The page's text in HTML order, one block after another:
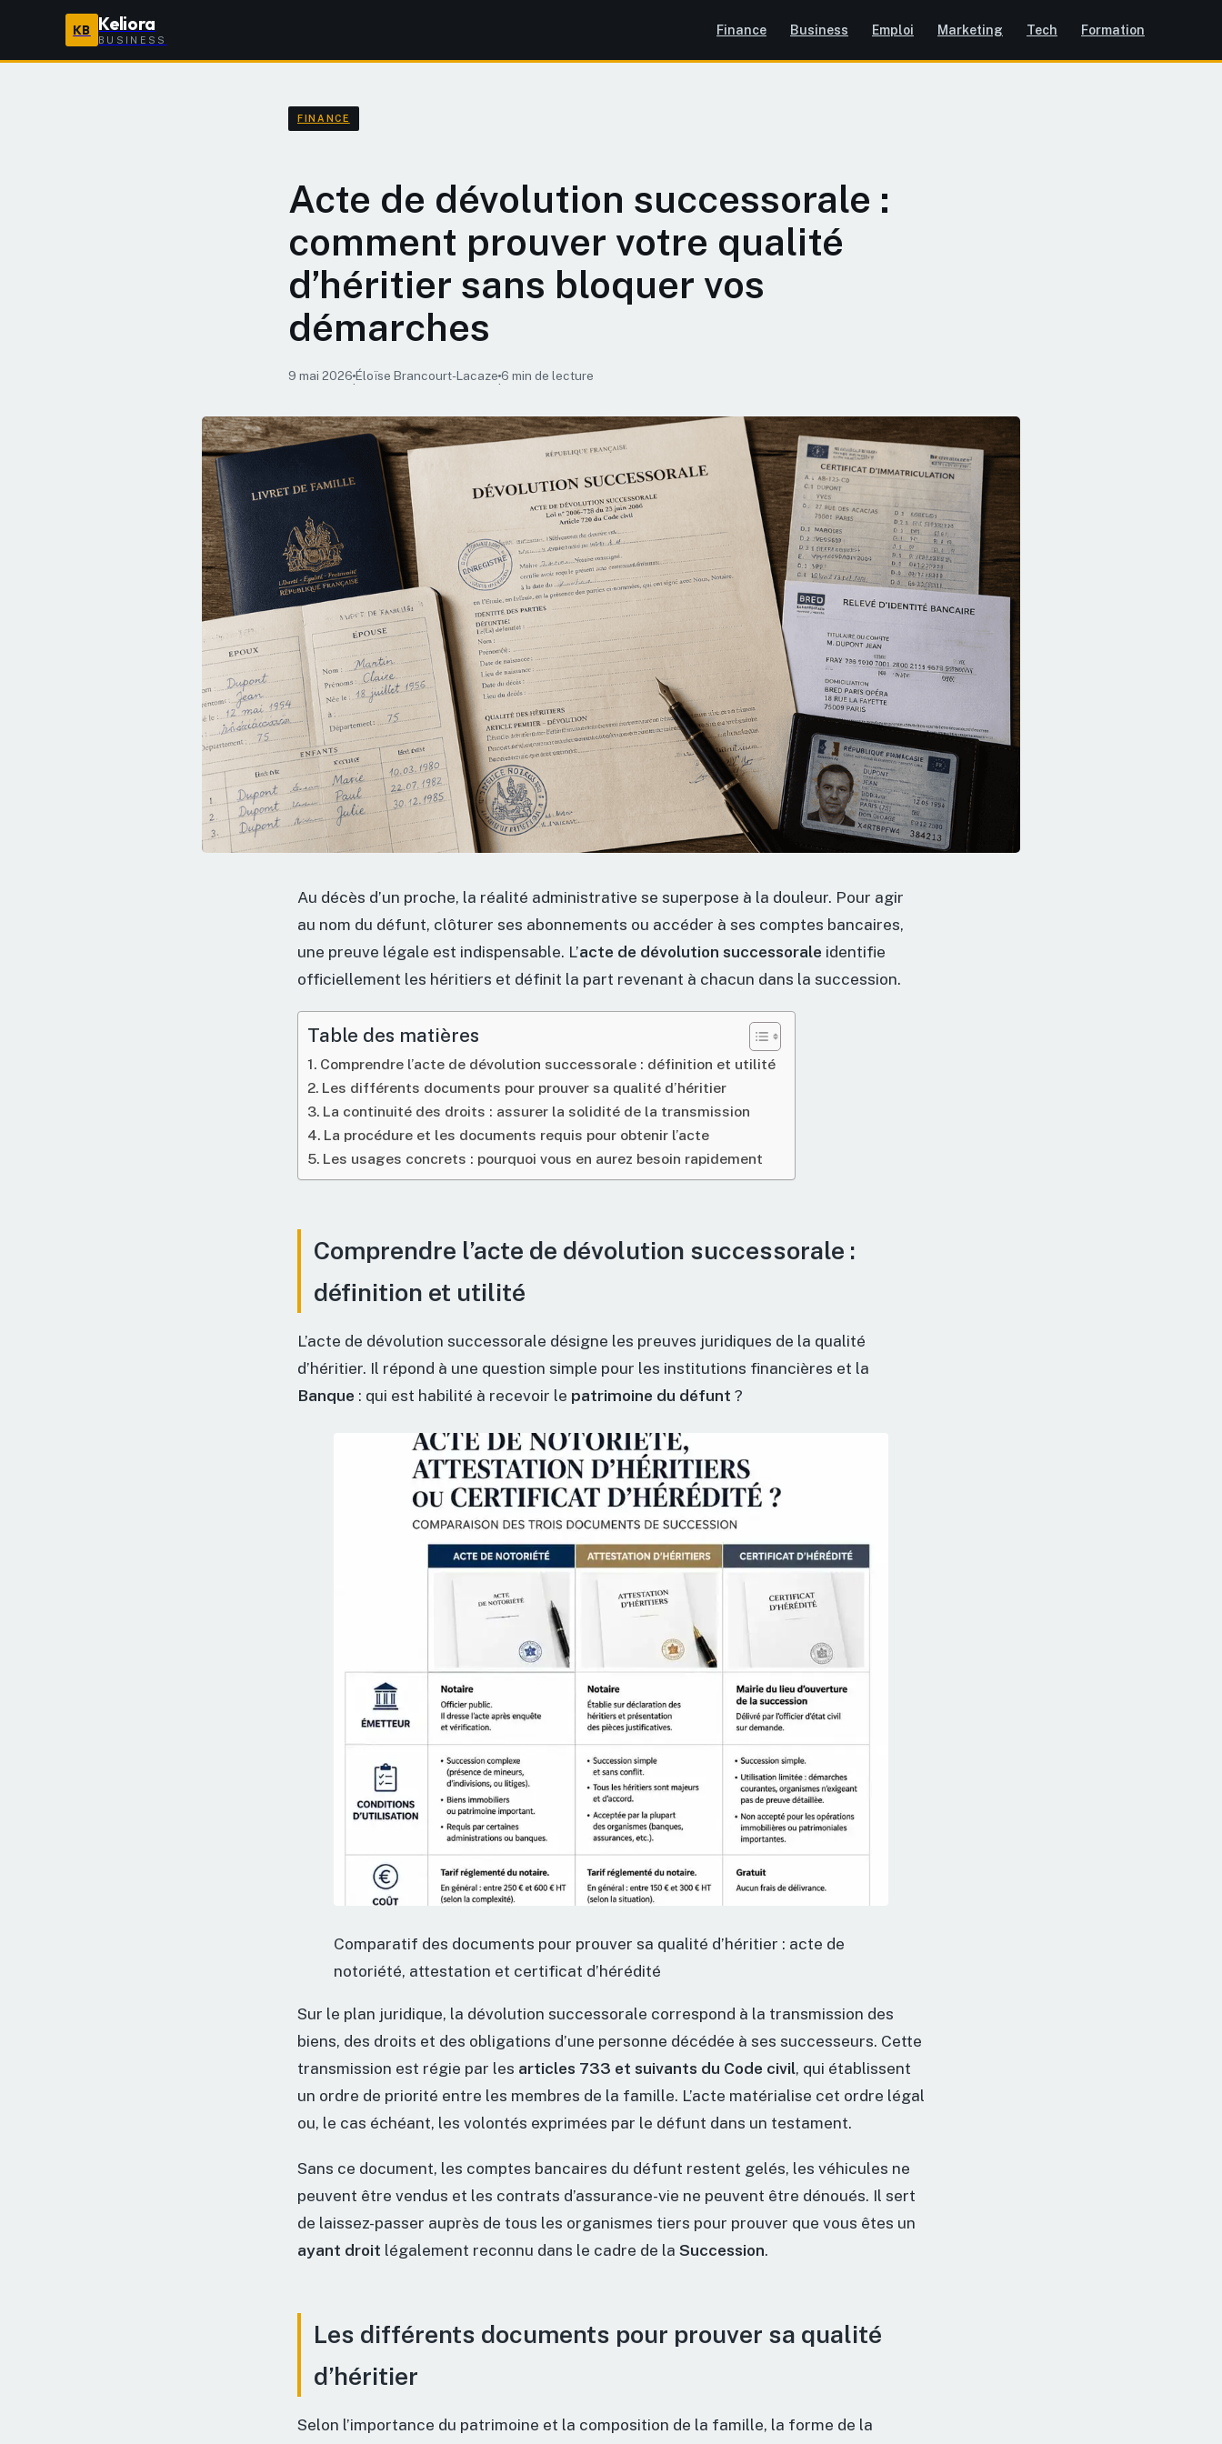
KB Keliora
BUSINESS
Finance Business Emploi Marketing Tech Formation
FINANCE
Acte de dévolution successorale :
comment prouver votre qualité
d’héritier sans bloquer vos
démarches
9 mai 2026
·
Éloïse Brancourt-Lacaze
·
6 min de lecture
Au décès d’un proche, la réalité administrative se superpose à la douleur. Pour agir
au nom du défunt, clôturer ses abonnements ou accéder à ses comptes bancaires,
une preuve légale est indispensable. L’acte de dévolution successorale identifie
officiellement les héritiers et définit la part revenant à chacun dans la succession.
Table des matières
Comprendre l’acte de dévolution successorale : définition et utilité
Les différents documents pour prouver sa qualité d’héritier
La continuité des droits : assurer la solidité de la transmission
La procédure et les documents requis pour obtenir l’acte
Les usages concrets : pourquoi vous en aurez besoin rapidement
Comprendre l’acte de dévolution successorale :
définition et utilité
L’acte de dévolution successorale désigne les preuves juridiques de la qualité
d’héritier. Il répond à une question simple pour les institutions financières et la
Banque : qui est habilité à recevoir le patrimoine du défunt ?
Comparatif des documents pour prouver sa qualité d’héritier : acte de
notoriété, attestation et certificat d’hérédité
Sur le plan juridique, la dévolution successorale correspond à la transmission des
biens, des droits et des obligations d’une personne décédée à ses successeurs. Cette
transmission est régie par les articles 733 et suivants du Code civil, qui établissent
un ordre de priorité entre les membres de la famille. L’acte matérialise cet ordre légal
ou, le cas échéant, les volontés exprimées par le défunt dans un testament.
Sans ce document, les comptes bancaires du défunt restent gelés, les véhicules ne
peuvent être vendus et les contrats d’assurance-vie ne peuvent être dénoués. Il sert
de laissez-passer auprès de tous les organismes tiers pour prouver que vous êtes un
ayant droit légalement reconnu dans le cadre de la Succession.
Les différents documents pour prouver sa qualité
d’héritier
Selon l’importance du patrimoine et la composition de la famille, la forme de la